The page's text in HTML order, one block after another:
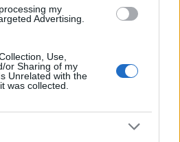
my
Advertising.
Use,
or Sharing of my
Unrelated with the
was collected.
kínálatát is: a legnagyobb vidéki
már egészen biztosan ott lesz. A
és a Franz Ferdinand is.
tovább